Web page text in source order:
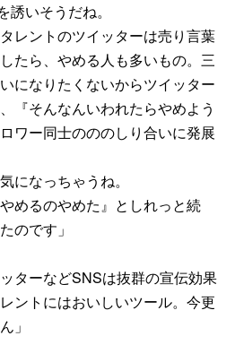
いそうだね。
レントのツイッターは売り言葉
たら、やめる人も多いもの。三
になりたくないからツイッター
『そんなんいわれたらやめよう
ワー同士のののしり合いに発展
になっちゃうね。
めるのやめた』としれっと続
のです」
ターなどSNSは抜群の宣伝効果
ントにはおいしいツール。今更
」